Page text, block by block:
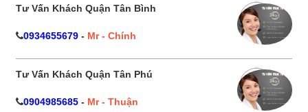
Tư Vấn Khách Quận Tân Bình
0934655679 - Mr - Chính
Tư Vấn Khách Quận Tân Phú
0904985685 - Mr - Thuận